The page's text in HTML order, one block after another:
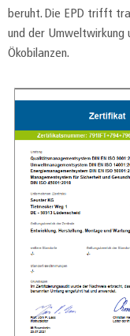
beruht. Die EPD trifft
und der Umweltwirkung
Ökobilanzen.